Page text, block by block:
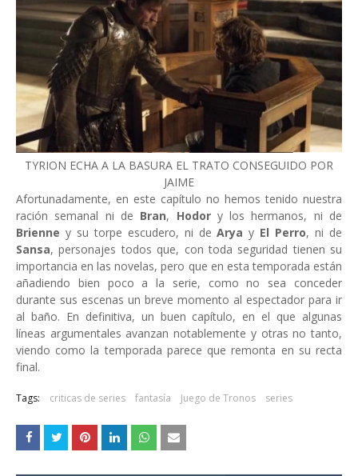
TYRION ECHA A LA BASURA EL TRATO CONSEGUIDO POR
JAIME
Afortunadamente, en este capítulo no hemos tenido nuestra
ración semanal ni de Bran, Hodor y los hermanos, ni de
Brienne y su torpe escudero, ni deAryay El Perro, ni de
Sansa, personajes todos que, con toda seguridad tienen su
importancia en las novelas, pero que en esta temporada están
añadiendo bien poco a la serie, como no sea conceder
durante sus escenas un breve momento al espectador para ir
al baño. En definitiva, un buen capítulo, en el que algunas
líneas argumentales avanzan notablemente y otras no tanto,
viendo como la temporada parece que remonta en su recta
final.
Tags: criticas de series fantasía Juego de Tronos series